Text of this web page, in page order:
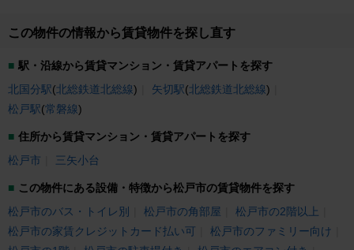
付けしておりますので、お気軽にお問合せ下さい。また、ご来店の際には
新鮮な情報を提供させて頂きますので、お気軽にお立ち寄り下さい。 親
待ちしております。
この物件の情報から賃貸物件を探し直す
駅・沿線から賃貸マンション・賃貸アパートを探す
北国分駅(北総鉄道北総線) 矢切駅(北総鉄道北総線)
松戸駅(常磐線)
住所から賃貸マンション・賃貸アパートを探す
松戸市
三矢小台
この物件にある設備・特徴から松戸市の賃貸物件を探す
松戸市のバス・トイレ別
松戸市の角部屋
松戸市の2階以上
松戸市の家賃クレジットカード払い可
松戸市のファミリー向け